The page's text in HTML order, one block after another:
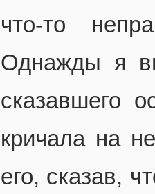
что-то
Однажды я
сказавшего
кричала на
его, сказав,